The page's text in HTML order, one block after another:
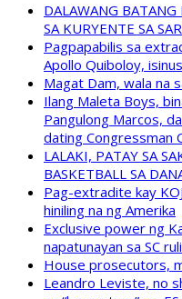
DALAWANG
SA KURYENTE SA
Pagpapabilis sa
Apollo Quiboloy,
Magat Dam, wala na
Ilang Maleta Boys,
Pangulong Marcos,
dating Congressman
LALAKI, PATAY SA
BASKETBALL SA
Pag-extradite kay
hiniling na ng Amerika
Exclusive power ng
napatunayan sa SC
House prosecutors,
Leandro Leviste, no